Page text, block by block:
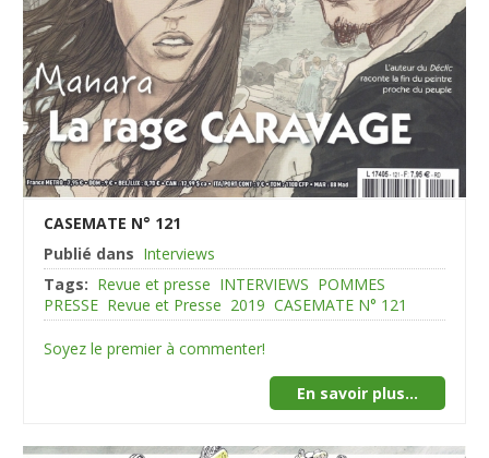
CASEMATE N° 121
Publié dans Interviews
Tags: Revue et presse INTERVIEWS POMMES
PRESSE Revue et Presse 2019 CASEMATE N° 121
Soyez le premier à commenter!
En savoir plus...